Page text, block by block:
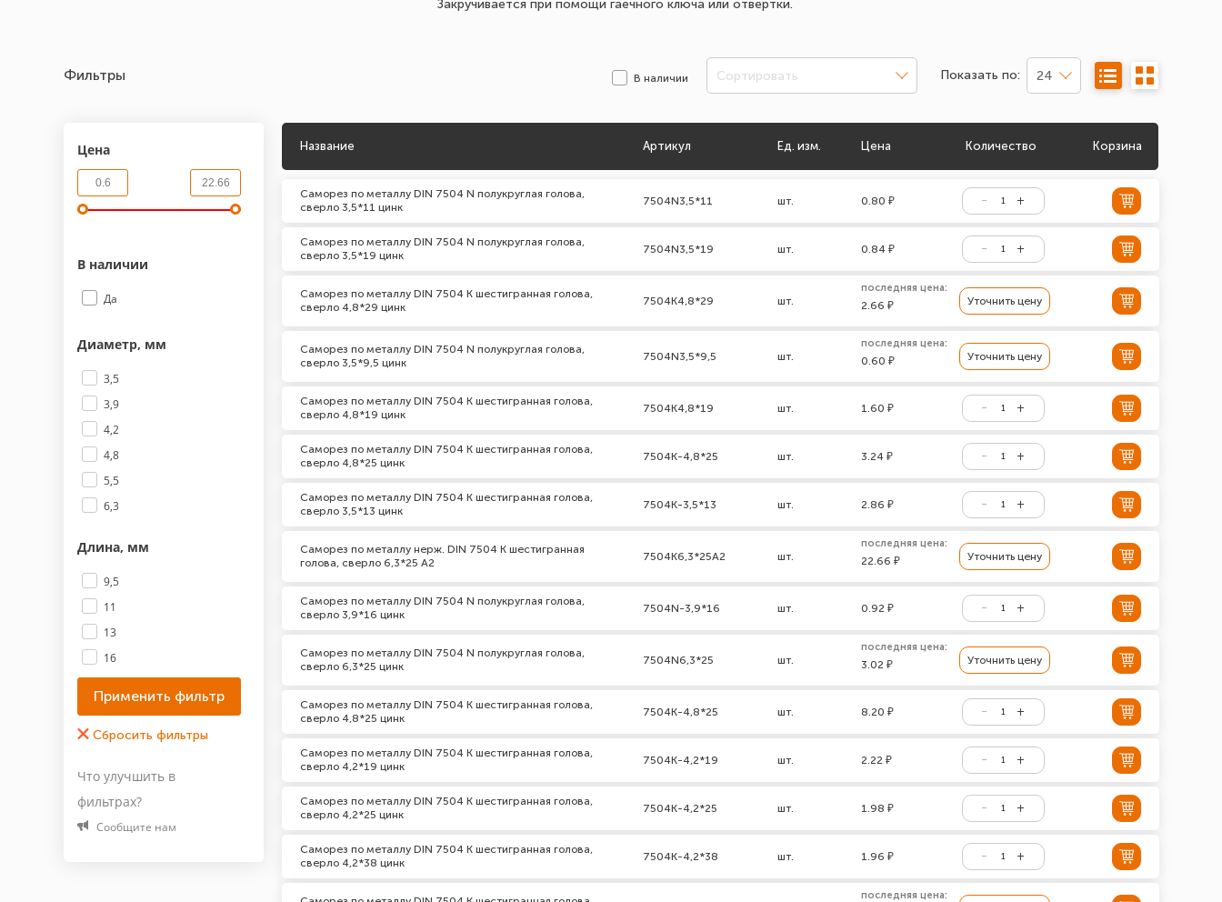
Закручивается при помощи гаечного ключа или отвертки.
Фильтры В наличии Сортировать Показать по: 24
Цена
В наличии
Да
Диаметр, мм
3,5
3,9
4,2
4,8
5,5
6,3
Длина, мм
9,5
11
13
16
22
25
Показать все 10
Материал
Что улучшить в
фильтрах?
Сообщите нам
Название Артикул Ед. изм. Цена Количество Корзина
Саморез по металлу DIN 7504 N полукруглая голова,
сверло 3,5*11 цинк
7504N3,5*11 шт. 0.80 ₽
Саморез по металлу DIN 7504 N полукруглая голова,
сверло 3,5*19 цинк
7504N3,5*19 шт. 0.84 ₽
Саморез по металлу DIN 7504 К шестигранная голова,
сверло 4,8*29 цинк
7504K4,8*29 шт.
последняя цена:
2.66 ₽ Уточнить цену
Саморез по металлу DIN 7504 N полукруглая голова,
сверло 3,5*9,5 цинк
7504N3,5*9,5 шт.
последняя цена:
0.60 ₽ Уточнить цену
Саморез по металлу DIN 7504 К шестигранная голова,
сверло 4,8*19 цинк
7504K4,8*19 шт. 1.60 ₽
Саморез по металлу DIN 7504 К шестигранная голова,
сверло 4,8*25 цинк
7504К-4,8*25 шт. 3.24 ₽
Саморез по металлу DIN 7504 К шестигранная голова,
сверло 3,5*13 цинк
7504К-3,5*13 шт. 2.86 ₽
Саморез по металлу нерж. DIN 7504 К шестигранная
голова, сверло 6,3*25 А2
7504K6,3*25А2 шт.
последняя цена:
22.66 ₽ Уточнить цену
Саморез по металлу DIN 7504 N полукруглая голова,
сверло 3,9*16 цинк
7504N-3,9*16 шт. 0.92 ₽
Саморез по металлу DIN 7504 N полукруглая голова,
сверло 6,3*25 цинк
7504N6,3*25 шт.
последняя цена:
3.02 ₽ Уточнить цену
Саморез по металлу DIN 7504 К шестигранная голова,
сверло 4,8*25 цинк
7504К-4,8*25 шт. 8.20 ₽
Саморез по металлу DIN 7504 К шестигранная голова,
сверло 4,2*19 цинк
7504К-4,2*19 шт. 2.22 ₽
Саморез по металлу DIN 7504 К шестигранная голова,
сверло 4,2*25 цинк
7504К-4,2*25 шт. 1.98 ₽
Саморез по металлу DIN 7504 К шестигранная голова,
сверло 4,2*38 цинк
7504К-4,2*38 шт. 1.96 ₽
последняя цена: